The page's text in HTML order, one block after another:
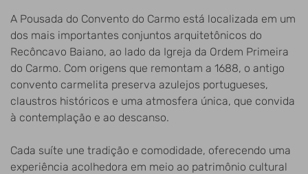
A Pousada do Convento do Carmo está localizada em um
dos mais importantes conjuntos arquitetônicos do
Recôncavo Baiano, ao lado da Igreja da Ordem Primeira
do Carmo. Com origens que remontam a 1688, o antigo
convento carmelita preserva azulejos portugueses,
claustros históricos e uma atmosfera única, que convida
à contemplação e ao descanso.
Cada suíte une tradição e comodidade, oferecendo uma
experiência acolhedora em meio ao patrimônio cultural